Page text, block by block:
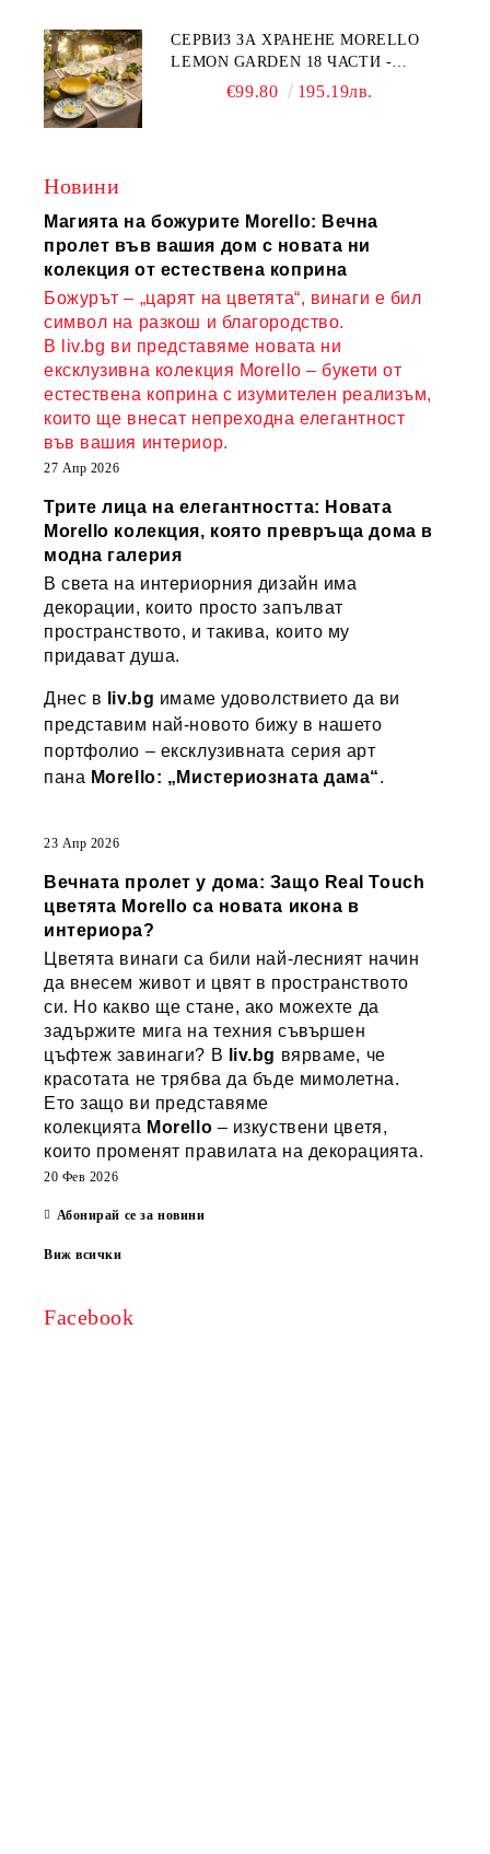
СЕРВИЗ ЗА ХРАНЕНЕ MORELLO
LEMON GARDEN 18 ЧАСТИ -
ПОРЦЕЛАН€99.80 195.19лв.
Новини
Магията на божурите Morello: Вечна
пролет във вашия дом с новата ни
колекция от естествена коприна
Божурът – „царят на цветята“, винаги е бил
символ на разкош и благородство.
В liv.bg ви представяме новата ни
ексклузивна колекция Morello – букети от
естествена коприна с изумителен реализъм,
които ще внесат непреходна елегантност
във вашия интериор.
27 Апр 2026
Трите лица на елегантността: Новата
Morello колекция, която превръща дома в
модна галерия
В света на интериорния дизайн има
декорации, които просто запълват
пространството, и такива, които му
придават душа.
Днес в liv.bg имаме удоволствието да ви
представим най-новото бижу в нашето
портфолио – ексклузивната серия арт
пана Morello: „Мистериозната дама“.
23 Апр 2026
Вечната пролет у дома: Защо Real Touch
цветята Morello са новата икона в
интериора?
Цветята винаги са били най-лесният начин
да внесем живот и цвят в пространството
си. Но какво ще стане, ако можехте да
задържите мига на техния съвършен
цъфтеж завинаги? В
liv.bg вярваме, че
красотата не трябва да бъде мимолетна.
Ето защо ви представяме
колекцията Morello – изкуствени цветя,
които променят правилата на декорацията.
20 Фев 2026
Абонирай се за новини
Виж всички
Facebook